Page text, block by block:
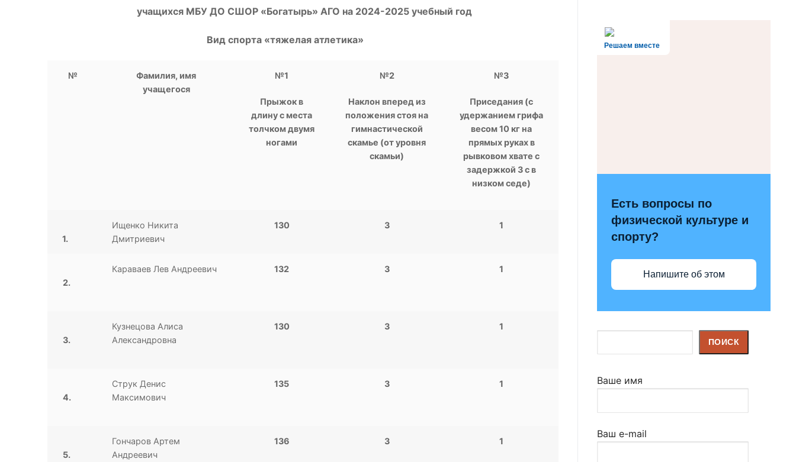
учащихся МБУ ДО СШОР «Богатырь» АГО на 2024-2025 учебный год
Вид спорта «тяжелая атлетика»
№
Фамилия, имя
учащегося
№1
Прыжок в
длину с места
толчком двумя
ногами
№2
Наклон вперед из
положения стоя на
гимнастической
скамье (от уровня
скамьи)
№3
Приседания (с
удержанием грифа
весом 10 кг на
прямых руках в
рывковом хвате с
задержкой 3 с в
низком седе)
1.
Ищенко Никита
Дмитриевич
130 3 1
2.
Караваев Лев Андреевич 132 3 1
3.
Кузнецова Алиса
Александровна
130 3 1
4.
Струк Денис
Максимович
135 3 1
5.
Гончаров Артем
Андреевич
136 3 1
Решаем вместе
Есть вопросы по
физической культуре и
спорту?
Напишите об этом
ПОИСК
Ваше имя
Ваш e-mail